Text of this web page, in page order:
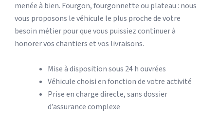
menée à bien. Fourgon, fourgonnette ou plateau : nous
vous proposons le véhicule le plus proche de votre
besoin métier pour que vous puissiez continuer à
honorer vos chantiers et vos livraisons.
Mise à disposition sous 24 h ouvrées
Véhicule choisi en fonction de votre activité
Prise en charge directe, sans dossier
d’assurance complexe